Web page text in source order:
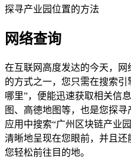
探寻产业园位置的方法
网络查询
在互联网高度发达的今天，
的方式之一，您只需在搜索
哪里”，便能迅速获取相关信
图、高德地图等，也是您探
应用中搜索“广州区块链产业
清晰地呈现在您眼前，并且
您轻松前往目的地。